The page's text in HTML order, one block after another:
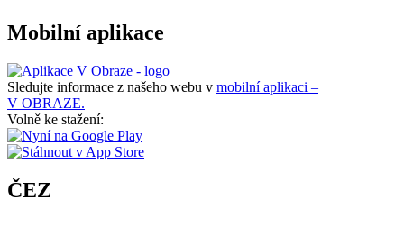
Mobilní aplikace
Sledujte informace z našeho webu v mobilní aplikaci –
V OBRAZE.
Volně ke stažení:
ČEZ